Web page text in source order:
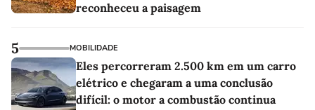
reconheceu a paisagem
5 MOBILIDADE
Eles percorreram 2.500 km em um carro
elétrico e chegaram a uma conclusão
difícil: o motor a combustão continua